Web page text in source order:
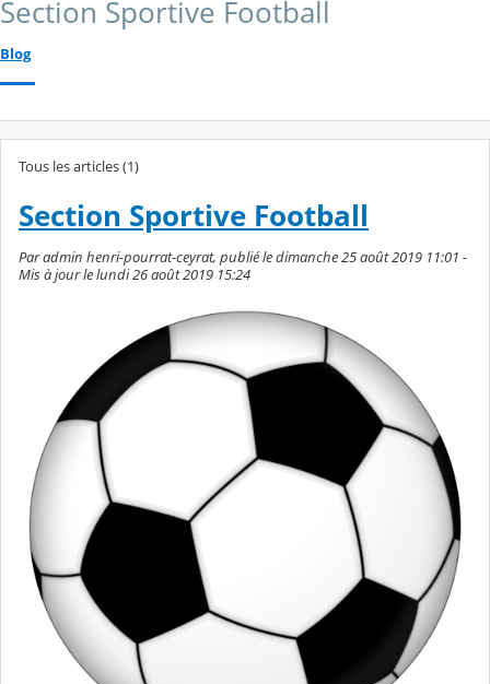
Section Sportive Football
Blog
Tous les articles (1)
Section Sportive Football
Par admin henri-pourrat-ceyrat, publié le dimanche 25 août 2019 11:01 -
Mis à jour le lundi 26 août 2019 15:24